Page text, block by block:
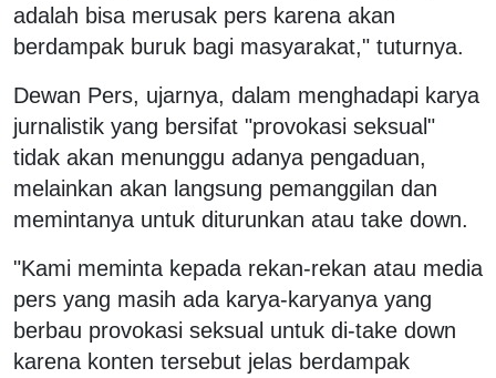
adalah bisa merusak pers karena akan
berdampak buruk bagi masyarakat," tuturnya.
Dewan Pers, ujarnya, dalam menghadapi karya
jurnalistik yang bersifat "provokasi seksual"
tidak akan menunggu adanya pengaduan,
melainkan akan langsung pemanggilan dan
memintanya untuk diturunkan atau take down.
"Kami meminta kepada rekan-rekan atau media
pers yang masih ada karya-karyanya yang
berbau provokasi seksual untuk di-take down
karena konten tersebut jelas berdampak